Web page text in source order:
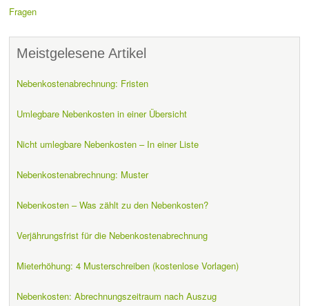
Fragen
Meistgelesene Artikel
Nebenkostenabrechnung: Fristen
Umlegbare Nebenkosten in einer Übersicht
Nicht umlegbare Nebenkosten – In einer Liste
Nebenkostenabrechnung: Muster
Nebenkosten – Was zählt zu den Nebenkosten?
Verjährungsfrist für die Nebenkostenabrechnung
Mieterhöhung: 4 Musterschreiben (kostenlose Vorlagen)
Nebenkosten: Abrechnungszeitraum nach Auszug